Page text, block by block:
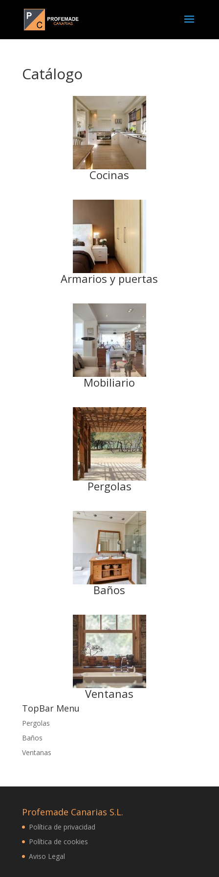
Catálogo
Cocinas
Armarios y puertas
Mobiliario
Pergolas
Baños
Ventanas
TopBar Menu
Pergolas
Baños
Ventanas
Profemade Canarias S.L.
Política de privacidad
Política de cookies
Aviso Legal